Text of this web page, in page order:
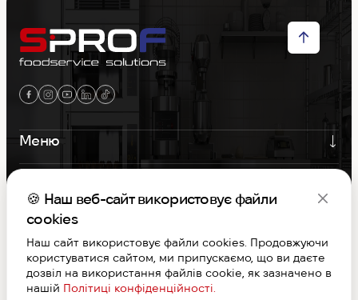
Меню
Контакти
Графік роботи
S-PROF © Copyright 2026. Вcі права захищені
Договір публічної оферти
Дизайн та розробка
🍪 Наш веб-сайт використовує файли
cookies
Наш сайт використовує файли cookies. Продовжуючи
користуватися сайтом, ми припускаємо, що ви даєте
дозвіл на використання файлів cookie, як зазначено в
нашій Політиці конфіденційності.